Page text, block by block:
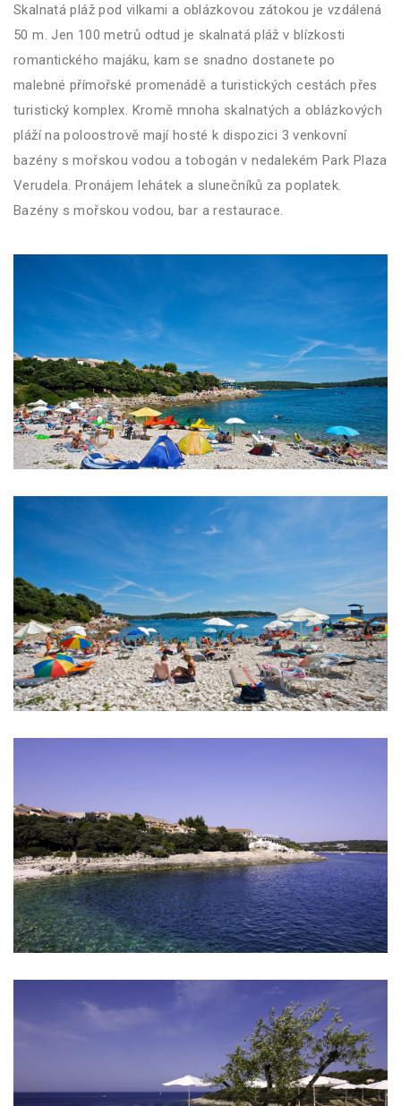
Skalnatá pláž pod vilkami a oblázkovou zátokou je vzdálená
50 m. Jen 100 metrů odtud je skalnatá pláž v blízkosti
romantického majáku, kam se snadno dostanete po
malebné přímořské promenádě a turistických cestách přes
turistický komplex. Kromě mnoha skalnatých a oblázkových
pláží na poloostrově mají hosté k dispozici 3 venkovní
bazény s mořskou vodou a tobogán v nedalekém Park Plaza
Verudela. Pronájem lehátek a slunečníků za poplatek.
Bazény s mořskou vodou, bar a restaurace.